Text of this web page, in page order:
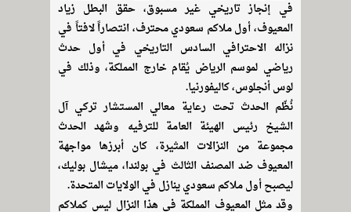
في إنجاز تاريخي غير مسبوق، حقق البطل زياد
المعيوف، أول ملاكم سعودي محترف، انتصاراً لافتاً في
نزاله الاحترافي السادس التاريخي في أول حدث
رياضي لموسم الرياض يُقام خارج المملكة، وذلك في
لوس أنجلوس، كاليفورنيا.
نُظّم الحدث تحت رعاية معالي المستشار تركي آل
الشيخ رئيس الهيئة العامة للترفيه وشهد الحدث
مجموعة من النزالات المثيرة، كان أبرزها مواجهة
المعيوف ضد المصنف الثالث في بولندا، ميشال بوليك،
ليصبح أول ملاكم سعودي ينازل في الولايات المتحدة.
وقد مثل المعيوف المملكة في هذا النزال ليس كملاكم